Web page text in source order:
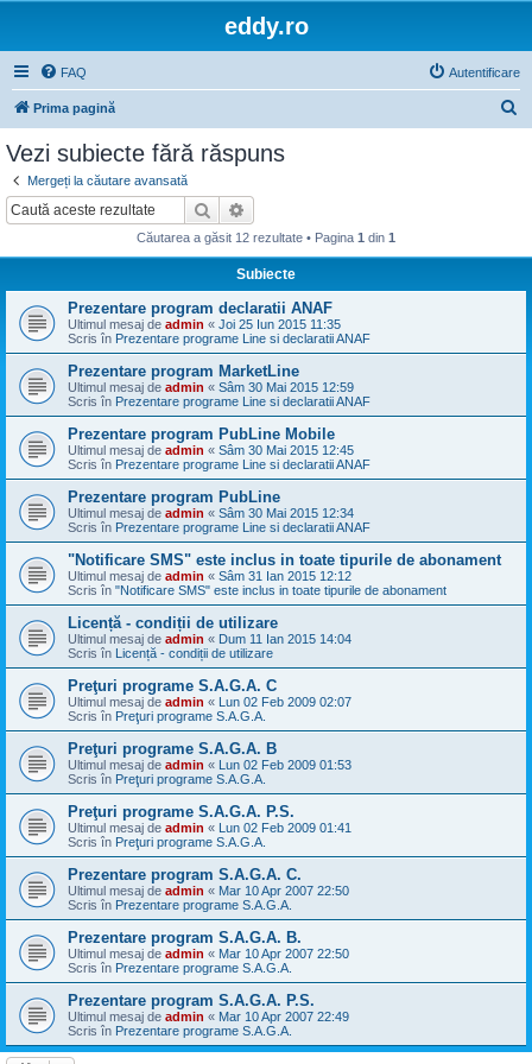
eddy.ro
FAQ Autentificare
Prima pagină
Vezi subiecte fără răspuns
Mergeți la căutare avansată
Căutare
Căutarea a găsit 12 rezultate • Pagina 1 din 1
Subiecte
Prezentare program declaratii ANAF
Ultimul mesaj de admin « Joi 25 Iun 2015 11:35
Scris în Prezentare programe Line si declaratii ANAF
Prezentare program MarketLine
Ultimul mesaj de admin « Sâm 30 Mai 2015 12:59
Scris în Prezentare programe Line si declaratii ANAF
Prezentare program PubLine Mobile
Ultimul mesaj de admin « Sâm 30 Mai 2015 12:45
Scris în Prezentare programe Line si declaratii ANAF
Prezentare program PubLine
Ultimul mesaj de admin « Sâm 30 Mai 2015 12:34
Scris în Prezentare programe Line si declaratii ANAF
"Notificare SMS" este inclus in toate tipurile de abonament
Ultimul mesaj de admin « Sâm 31 Ian 2015 12:12
Scris în "Notificare SMS" este inclus in toate tipurile de abonament
Licență - condiții de utilizare
Ultimul mesaj de admin « Dum 11 Ian 2015 14:04
Scris în Licență - condiții de utilizare
Preţuri programe S.A.G.A. C
Ultimul mesaj de admin « Lun 02 Feb 2009 02:07
Scris în Preţuri programe S.A.G.A.
Preţuri programe S.A.G.A. B
Ultimul mesaj de admin « Lun 02 Feb 2009 01:53
Scris în Preţuri programe S.A.G.A.
Preţuri programe S.A.G.A. P.S.
Ultimul mesaj de admin « Lun 02 Feb 2009 01:41
Scris în Preţuri programe S.A.G.A.
Prezentare program S.A.G.A. C.
Ultimul mesaj de admin « Mar 10 Apr 2007 22:50
Scris în Prezentare programe S.A.G.A.
Prezentare program S.A.G.A. B.
Ultimul mesaj de admin « Mar 10 Apr 2007 22:50
Scris în Prezentare programe S.A.G.A.
Prezentare program S.A.G.A. P.S.
Ultimul mesaj de admin « Mar 10 Apr 2007 22:49
Scris în Prezentare programe S.A.G.A.